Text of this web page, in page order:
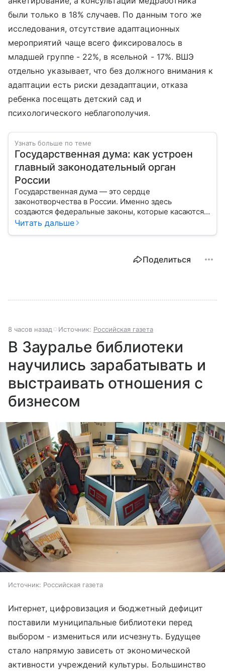
были только в 18% случаев. По данным того же
исследования, отсутствие адаптационных
мероприятий чаще всего фиксировалось в
младшей группе - 22%, в ясельной - 17%. ВШЭ
отдельно указывает, что без должного внимания к
адаптации есть риски дезадаптации, отказа
ребенка посещать детский сад и
психологического неблагополучия.
Узнать больше по теме
Государственная дума: как устроен
главный законодательный орган
России
Государственная дума — это сердце
законотворчества в России. Именно здесь
создаются федеральные законы, которые касаются
жизни каждого гражданина: от образования и
Читать дальше
Поделиться
8 часов назад Источник: Российская газета
В Зауралье библиотеки
научились зарабатывать и
выстраивать отношения с
бизнесом
Источник: Российская газета
Интернет, цифровизация и бюджетный дефицит
поставили муниципальные библиотеки перед
выбором - измениться или исчезнуть. Будущее
стало напрямую зависеть от экономической
активности учреждений культуры. Большинство